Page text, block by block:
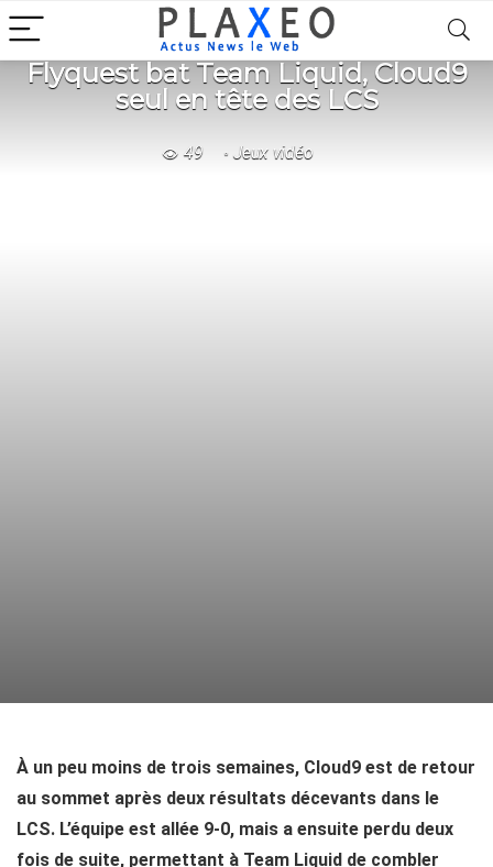
Flyquest bat Team Liquid, Cloud9
seul en tête des LCS
49 Jeux vidéo
À un peu moins de trois semaines, Cloud9 est de retour
au sommet après deux résultats décevants dans le
LCS. L’équipe est allée 9-0, mais a ensuite perdu deux
fois de suite, permettant à Team Liquid de combler